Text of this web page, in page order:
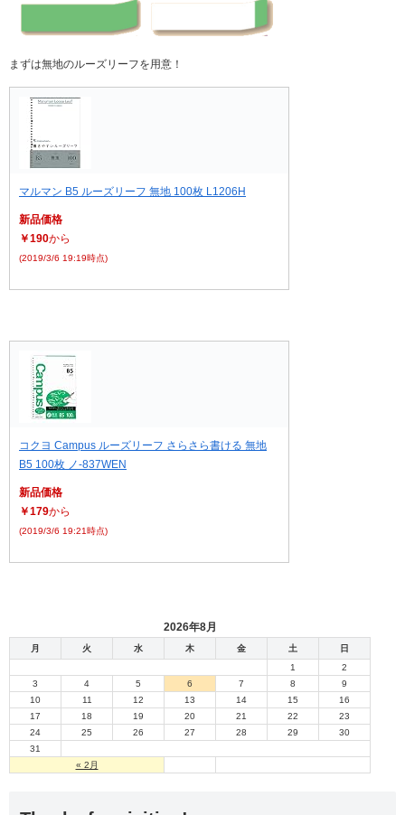
まずは無地のルーズリーフを用意！
マルマン B5 ルーズリーフ 無地 100枚 L1206H
新品価格
￥190から
(2019/3/6 19:19時点)
コクヨ Campus ルーズリーフ さらさら書ける 無地
B5 100枚 ノ-837WEN
新品価格
￥179から
(2019/3/6 19:21時点)
2026年8月
月 火 水 木 金 土 日
« 2月
1
2
3
4 5 6 7 8
9
10
11 12 13 14 15
16
17
18 19 20 21 22
23
24
25 26 27 28 29
30
31